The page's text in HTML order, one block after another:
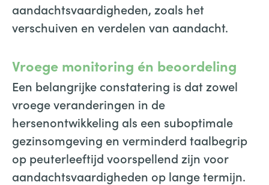
aandachtsvaardigheden, zoals het
verschuiven en verdelen van aandacht.
Vroege monitoring én beoordeling
Een belangrijke constatering is dat zowel
vroege veranderingen in de
hersenontwikkeling als een suboptimale
gezinsomgeving en verminderd taalbegrip
op peuterleeftijd voorspellend zijn voor
aandachtsvaardigheden op lange termijn.